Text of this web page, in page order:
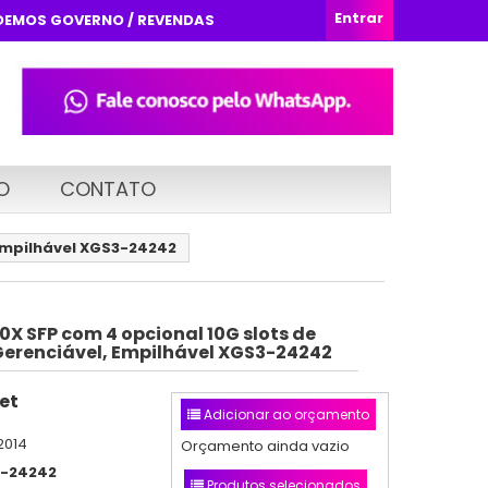
Entrar
GOVERNO / REVENDAS
CONTATO
XGS3-24242
SFP com 4 opcional 10G slots de
Empilhável XGS3-24242
24242
Adicionar ao orçamento
Orçamento ainda vazio